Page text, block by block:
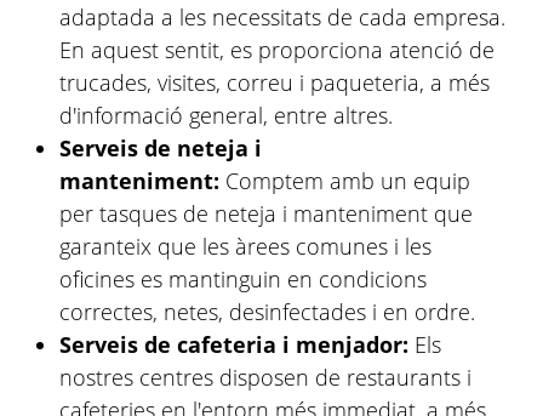
adaptada a les necessitats de cada empresa.
En aquest sentit, es proporciona atenció de
trucades, visites, correu i paqueteria, a més
d'informació general, entre altres.
Serveis de neteja i
manteniment: Comptem amb un equip
per tasques de neteja i manteniment que
garanteix que les àrees comunes i les
oficines es mantinguin en condicions
correctes, netes, desinfectades i en ordre.
Serveis de cafeteria i menjador: Els
nostres centres disposen de restaurants i
cafeteries en l'entorn més immediat, a més